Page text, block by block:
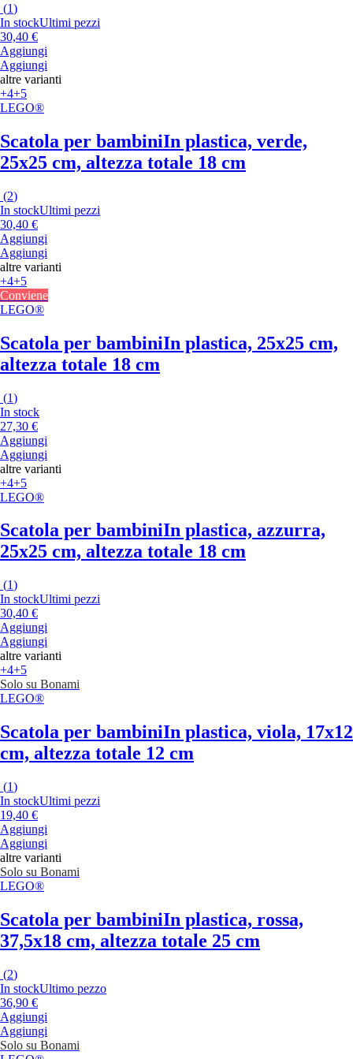
(1)
In stockUltimi pezzi
30,40 €
Aggiungi
Aggiungi
altre varianti
+4+5
LEGO®
Scatola per bambiniIn plastica, verde,
25x25 cm, altezza totale 18 cm
(2)
In stockUltimi pezzi
30,40 €
Aggiungi
Aggiungi
altre varianti
+4+5
Conviene
LEGO®
Scatola per bambiniIn plastica, 25x25 cm,
altezza totale 18 cm
(1)
In stock
27,30 €
Aggiungi
Aggiungi
altre varianti
+4+5
LEGO®
Scatola per bambiniIn plastica, azzurra,
25x25 cm, altezza totale 18 cm
(1)
In stockUltimi pezzi
30,40 €
Aggiungi
Aggiungi
altre varianti
+4+5
Solo su Bonami
LEGO®
Scatola per bambiniIn plastica, viola, 17x12
cm, altezza totale 12 cm
(1)
In stockUltimi pezzi
19,40 €
Aggiungi
Aggiungi
altre varianti
Solo su Bonami
LEGO®
Scatola per bambiniIn plastica, rossa,
37,5x18 cm, altezza totale 25 cm
(2)
In stockUltimo pezzo
36,90 €
Aggiungi
Aggiungi
Solo su Bonami